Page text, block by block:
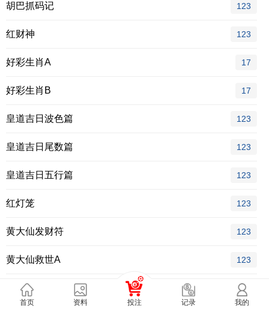
胡巴抓码记 123
红财神 123
好彩生肖A 17
好彩生肖B 17
皇道吉日波色篇 123
皇道吉日尾数篇 123
皇道吉日五行篇 123
红灯笼 123
黄大仙发财符 123
黄大仙救世A 123
黄大仙救世A加大版 123
首页 资料 投注 记录 我的